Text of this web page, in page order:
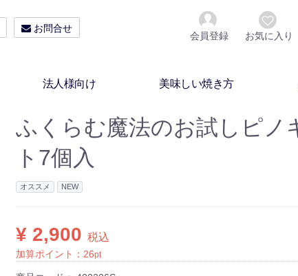
お問合せ
会員登録 お気に入り
法人様向け 美味しい焼き方
ふくらむ魔法のお試しピノ
ト7個入
オススメ NEW
¥ 2,900 税込
加算ポイント： 26pt